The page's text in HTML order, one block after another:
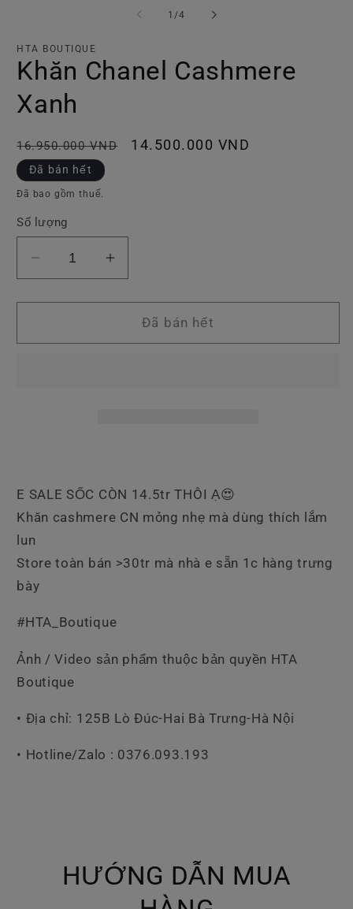
hộp
tương
tác
1/trong
4
HTA BOUTIQUE
Khăn Chanel Cashmere
Xanh
Giá
thông
thường
16.950.000 VND
Giá
14.500.000 VND
Đã bán hết
Đã bao gồm thuế.
Số lượng
Giảm
số
lượng
Khăn
Tăng
số
lượng
Khăn
Đã bán hết
E SALE SỐC CÒN 14.5tr THÔI Ạ😍
Khăn cashmere CN mỏng nhẹ mà dùng thích lắm
lun
Store toàn bán >30tr mà nhà e sẵn 1c hàng trưng
bày
#HTA_Boutique
Ảnh / Video sản phẩm thuộc bản quyền HTA
Boutique
• Địa chỉ: 125B Lò Đúc-Hai Bà Trưng-Hà Nội
• Hotline/Zalo : 0376.093.193
HƯỚNG DẪN MUA